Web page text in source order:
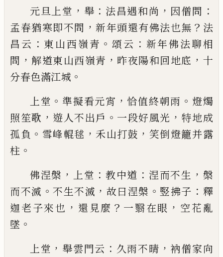
元旦上堂 ， 舉 ： 法昌遇和尚 ， 因僧問 ：
孟春猶寒即不問 ，新年頭還有佛法也無 ？ 法
昌云 ： 東山西嶺青 。頌云 ： 新年佛法聊相
問 ， 解道東山西嶺青 ， 昨夜陽和回地底 ， 十
分春色滿江城 。
上堂 。 準擬看元宵 ， 恰值終朝雨 。 燈燭
照笙歌 ， 遊人不出戶 。 一段好風光 ， 特地成
孤負 。 雪峰輥毬 ， 禾山打鼓 ， 笑倒燈籠并露
柱 。
佛涅槃 ， 上堂 ：教中道 ： 涅而不生 ， 槃
而不滅 。不生不滅 ， 故曰涅槃 。 竪拂子 ： 釋
迦老子來也 ， 還見麼 ？ 一翳在眼 ， 空花亂
墜 。
上堂 ， 舉雲門云 ： 久雨不晴 ， 衲僧家向